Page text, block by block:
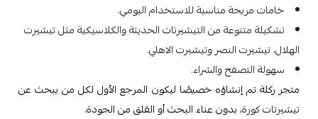
خامات مريحة مناسبة للاستخدام اليومي.
تشكيلة متنوعة من التيشيرتات الحديثة والكلاسيكية مثلتيشيرت
الهلال، تيشيرت النصر وتيشيرت الاهلي.
سهولة التصفح والشراء.
متجر ركلة تم إنشاؤه خصيصًا ليكون المرجع الأول لكل من يبحث عن
تيشيرتات كورة، بدون عناء البحث أو القلق من الجودة.